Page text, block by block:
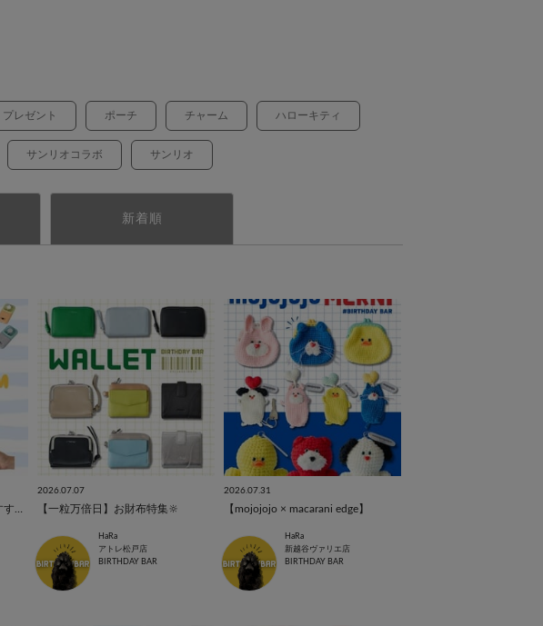
プレゼント ポーチ チャーム ハローキティ
サンリオコラボ サンリオ
新着順
2026.07.07
【一粒万倍日】お財布特集🔆
HaRa
アトレ松戸店
BIRTHDAY BAR
2026.07.31
【mojojojo × macarani edge】
HaRa
新越谷ヴァリエ店
BIRTHDAY BAR